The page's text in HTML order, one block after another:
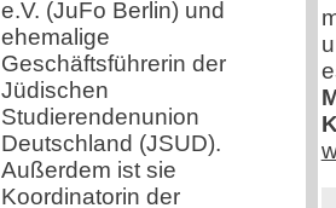
e.V. (JuFo Berlin) und
ehemalige
Geschäftsführerin der
Jüdischen
Studierendenunion
Deutschland (JSUD).
Außerdem ist sie
Koordinatorin der